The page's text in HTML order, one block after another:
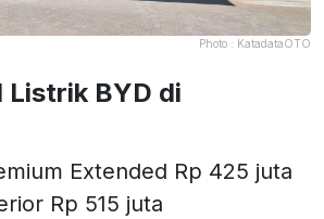
Photo : KatadataOTO
Listrik BYD di
Extended Rp 425 juta
Rp 515 juta